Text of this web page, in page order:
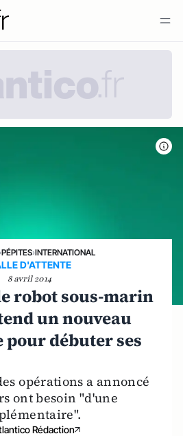
›PÉPITES›INTERNATIONAL
D'ATTENTE
8 avril 2014
robot sous-marin
un nouveau
pour débuter ses
opérations a annoncé
ont besoin "d'une
Rédaction